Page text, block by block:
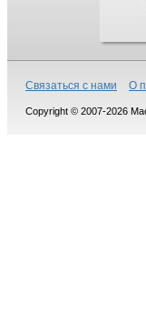
Связаться с нами О
Copyright © 2007-2026